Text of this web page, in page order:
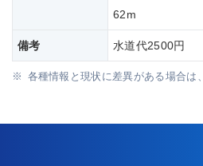
62m
備考 水道代2500円
各種情報と現状に差異がある場合は